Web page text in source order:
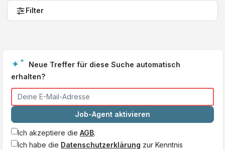
Filter
Neue Treffer für diese Suche automatisch
erhalten?
Job-Agent aktivieren
Ich akzeptiere die AGB.
Ich habe die Datenschutzerklärung zur Kenntnis